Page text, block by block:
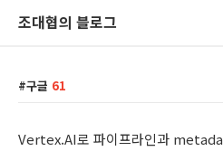
조대협의 블로그
구글 61
Vertex.AI로 파이프라인과